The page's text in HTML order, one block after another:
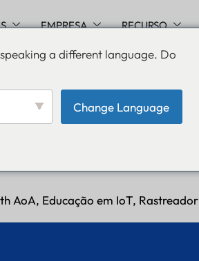
EMPRESA RECURSO
Proximity: O
para
AoA, Educação em IoT, Rastreador
a different language. Do
Change Language